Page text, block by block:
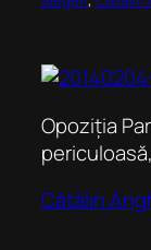
Opoziția
Cătălin